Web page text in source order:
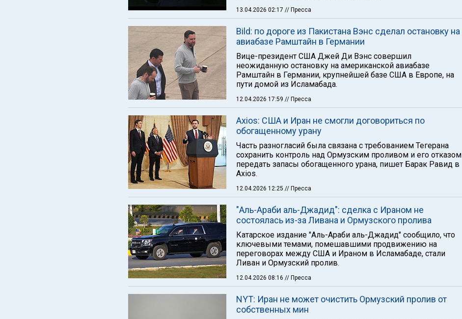
13.04.2026 02:17 // Пресса
Bild: по дороге из Пакистана Вэнс сделал остановку на
авиабазе Рамштайн в Германии
Вице-президент США Джей Ди Вэнс совершил
неожиданную остановку на американской авиабазе
Рамштайн в Германии, крупнейшей базе США в Европе, на
пути домой из Исламабада.
12.04.2026 17:59 // Пресса
Axios: США и Иран не смогли договориться по
обогащенному урану
Часть разногласий была связана с требованием Тегерана
сохранить контроль над Ормузским проливом и его отказом
передать запасы обогащенного урана, пишет Барак Равид в
Axios.
12.04.2026 12:25 // Пресса
"Аль-Араби аль-Джадид": сделка с Ираном не
состоялась из-за Ливана и Ормузского пролива
Катарское издание "Аль-Араби аль-Джадид" сообщило, что
ключевыми темами, помешавшими продвижению на
переговорах между США и Ираном в Исламабаде, стали
Ливан и Ормузский пролив.
12.04.2026 08:16 // Пресса
NYT: Иран не может очистить Ормузский пролив от
собственных мин